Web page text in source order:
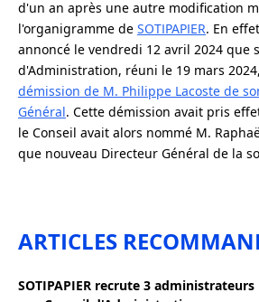
d'un an après une autre modification
l'organigramme de SOTIPAPIER. En
annoncé le vendredi 12 avril 2024 que
d'Administration, réuni le 19 mars
démission de M. Philippe Lacoste de
Général. Cette démission avait pris
le Conseil avait alors nommé M.
que nouveau Directeur Général de la
ARTICLES
SOTIPAPIER recrute 3